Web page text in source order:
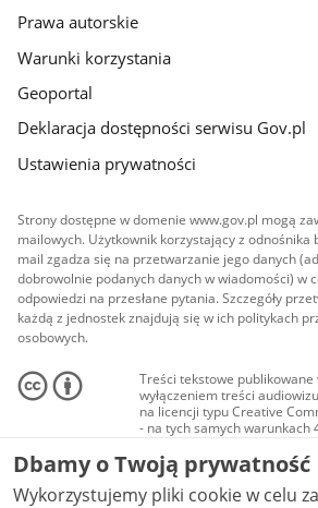
Prawa autorskie
Warunki korzystania
Geoportal
Deklaracja dostępności serwisu Gov.pl
Ustawienia prywatności
Strony dostępne w domenie www.gov.pl mogą
mailowych. Użytkownik korzystający z odnośnika
mail zgadza się na przetwarzanie jego danych
dobrowolnie podanych danych w wiadomości) w
odpowiedzi na przesłane pytania. Szczegóły
każdą z jednostek znajdują się w ich politykach
osobowych.
Treści tekstowe publikowane
wyłączeniem treści
na licencji typu Creative
- na tych samych warunkach
Materiały audiowizualne, w
audio i wideo, są
Creative Commons: uznanie
niekomercyjne - bez utworów
Dbamy o Twoją prywatność
Wykorzystujemy pliki cookie w celu